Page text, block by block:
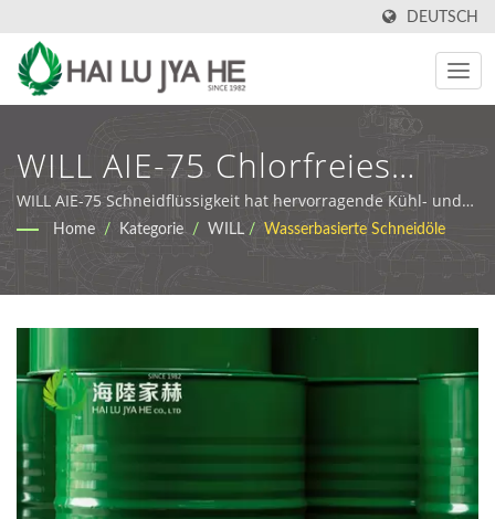
DEUTSCH
WILL AIE-75 Chlorfreies
Ökologisches
Halbsynthetisches Schneidöl
| Premium
& Abwasserlösungen | HLJH
WILL AIE-75 Schneidflüssigkeit hat hervorragende Kühl- und
Waschfähigkeiten sowie einen guten Rostschutz. |
Umweltfreundliche industrielle Schmierstoffe & Schneidöle |
Home / Kategorie / WILL / Wasserbasierte Schneidöle